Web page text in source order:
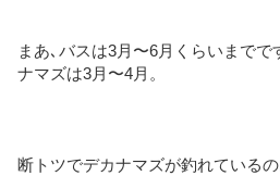
まあ､バスは3月〜6月くらいまでで
ナマズは3月〜4月。
断トツでデカナマズが釣れているの